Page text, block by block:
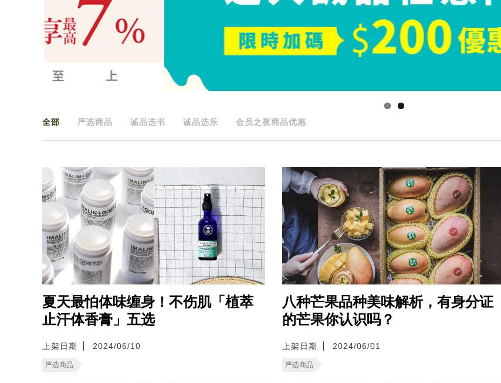
全部 严选商品 诚品选书 诚品选乐 会员之夜商品优惠
夏天最怕体味缠身！不伤肌「植萃
止汗体香膏」五选
上架日期 2024/06/10
严选商品
八种芒果品种美味解析，有身分证
的芒果你认识吗？
上架日期 2024/06/01
严选商品